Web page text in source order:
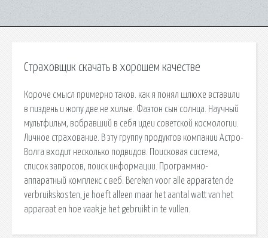
Страховщик скачать в хорошем качестве
Короче смысл примерно таков. как я понял шлюхе вставили
в пиздень и жопу две не хилые. Фаэтон сын солнца. Научный
мультфильм, вобравший в себя идеи советской космологии.
Личное страхование. В эту группу продуктов компании Астро-
Волга входит несколько подвидов. Поисковая сиcтема,
список запросов, поиск информации. Программно-
аппаратный комплекс с веб. Bereken voor alle apparaten de
verbruikskosten, je hoeft alleen maar het aantal watt van het
apparaat en hoe vaak je het gebruikt in te vullen.